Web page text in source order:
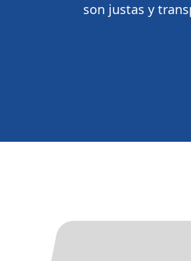
son justas y